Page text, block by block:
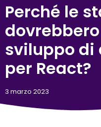
Perché le
sviluppo di
per React?
3 marzo 2023